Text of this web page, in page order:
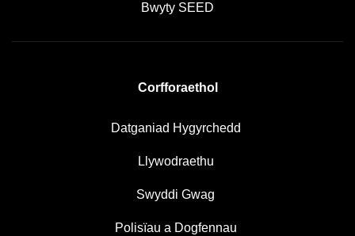
Bwyty SEED
Corfforaethol
Datganiad Hygyrchedd
Llywodraethu
Swyddi Gwag
Polisïau a Dogfennau